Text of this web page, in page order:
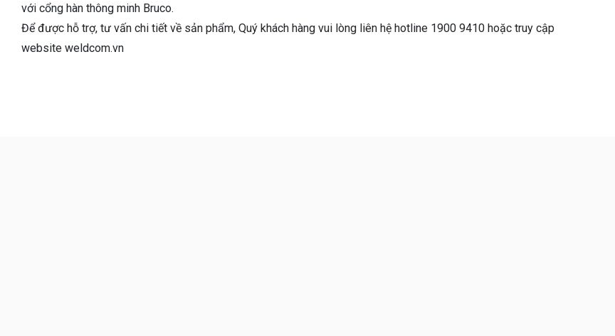
với cổng hàn thông minh Bruco.
Để được hỗ trợ, tư vấn chi tiết về sản phẩm, Quý khách hàng vui lòng liên hệ hotline 1900 9410 hoặc truy cập
website weldcom.vn